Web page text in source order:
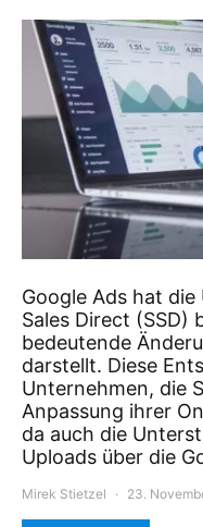
Google Ads hat
Sales Direct (SSD)
bedeutende
darstellt. Diese
Unternehmen, die
Anpassung ihrer
da auch die
Uploads über die
Mirek Stietzel 23.